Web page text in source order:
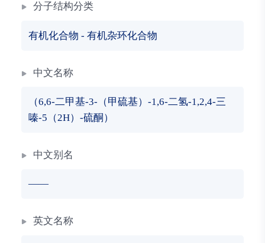
分子结构分类
有机化合物 - 有机杂环化合物
中文名称
（6,6-二甲基-3-（甲硫基）-1,6-二氢-1,2,4-三
嗪-5（2H）-硫酮）
中文别名
——
英文名称